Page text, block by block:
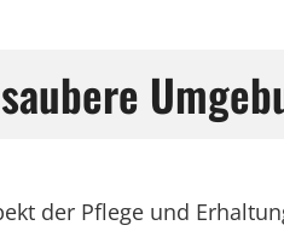
der Pflege und